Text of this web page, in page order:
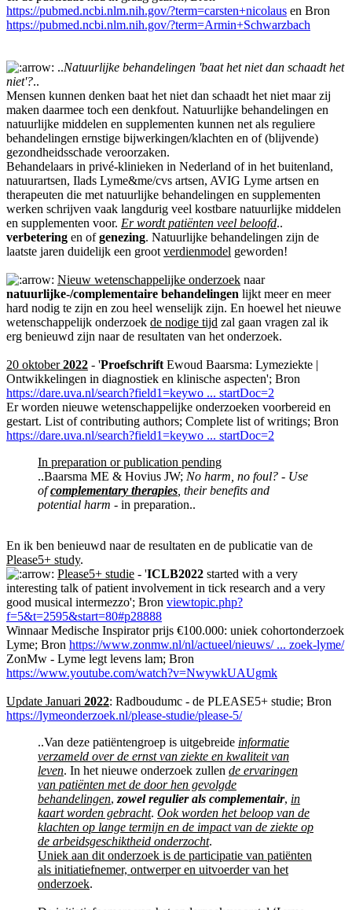
https://pubmed.ncbi.nlm.nih.gov/?term=carsten+nicolaus en Bron
https://pubmed.ncbi.nlm.nih.gov/?term=Armin+Schwarzbach
..Natuurlijke behandelingen 'baat het niet dan schaadt het
niet'?..
Mensen kunnen denken baat het niet dan schaadt het niet maar zij
maken daarmee toch een denkfout. Natuurlijke behandelingen en
natuurlijke middelen en supplementen kunnen net als reguliere
behandelingen ernstige bijwerkingen/klachten en of (blijvende)
gezondheidsschade veroorzaken.
Behandelaars in privé-klinieken in Nederland of in het buitenland,
natuurartsen, Ilads Lyme&me/cvs artsen, AVIG Lyme artsen en
therapeuten die met natuurlijke behandelingen en supplementen
werken schrijven vaak langdurig veel kostbare natuurlijke middelen
en supplementen voor. Er wordt patiënten veel beloofd..
verbetering en ofgenezing. Natuurlijke behandelingen zijn de
laatste jaren duidelijk een groot verdienmodel geworden!
Nieuw wetenschappelijke onderzoek naar
natuurlijke-/complementaire behandelingen lijkt meer en meer
hard nodig te zijn en zou heel wenselijk zijn. En hoewel het nieuwe
wetenschappelijk onderzoek de nodige tijd zal gaan vragen zal ik
erg benieuwd zijn naar de resultaten van het onderzoek.
20 oktober2022 - 'Proefschrift Ewoud Baarsma: Lymeziekte |
Ontwikkelingen in diagnostiek en klinische aspecten'; Bron
https://dare.uva.nl/search?field1=keywo ... startDoc=2
Er worden nieuwe wetenschappelijke onderzoeken voorbereid en
gestart. List of contributing authors; Complete list of writings; Bron
https://dare.uva.nl/search?field1=keywo ... startDoc=2
In preparation or publication pending
..Baarsma ME & Hovius JW; No harm, no foul? - Use
ofcomplementary therapies , their benefits and
potential harm - in preparation..
En ik ben benieuwd naar de resultaten en de publicatie van de
Please5+ study.
Please5+ studie - 'ICLB2022 started with a very
interesting talk of patient involvement in tick research and a very
good musical intermezzo'; Bron viewtopic.php?
f=5&t=2595&start=80#p28888
Winnaar Medische Inspirator prijs €100.000: uniek cohortonderzoek
Lyme; Bron https://www.zonmw.nl/nl/actueel/nieuws/ ... zoek-lyme/
ZonMw - Lyme legt levens lam; Bron
https://www.youtube.com/watch?v=NwywkUAUgmk
Update Januari 2022: Radboudumc - de PLEASE5+ studie; Bron
https://lymeonderzoek.nl/please-studie/please-5/
..Van deze patiëntengroep is uitgebreide informatie
verzameld over de ernst van ziekte en kwaliteit van
leven. In het nieuwe onderzoek zullen de ervaringen
van patiënten met de door hen gevolgde
behandelingen, zowel regulier als complementair, in
kaart worden gebracht. Ook worden het beloop van de
klachten op lange termijn en de impact van de ziekte op
de arbeidsgeschiktheid onderzocht.
Uniek aan dit onderzoek is de participatie van patiënten
als initiatiefnemer, ontwerper en uitvoerder van het
onderzoek.